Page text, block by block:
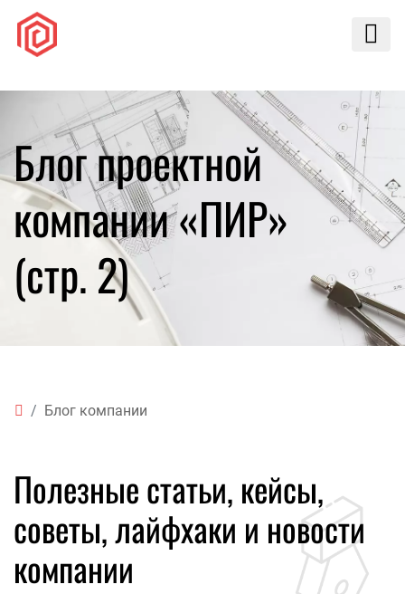
Блог проектной
компании «ПИР»
(стр. 2)
Блог компании
Полезные статьи, кейсы,
советы, лайфхаки и новости
компании